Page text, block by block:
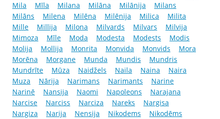
Mila
Mīla Milana Milāna Milānija
Milans
Milāns
Milena Milēna Milēnija Milica
Milita
Mille
Millija Milona Milvards Milvars
Milvija
Mimoza
Mīle Moda Modesta Modests
Modis
Molija
Mollija Monrita Monvida Monvids
Mora
Morēna
Morgane Munda Mundis
Mundris
Mundrīte
Mūza Naidžels Naila Naina
Naira
Muza
Nārija Narimans Narimants
Narine
Narinē
Nansija Naomi Napoleons
Narajana
Narcise
Narciss Narciza Nareks
Nargisa
Nargiza
Narija Nensija Nikodems
Nikodēms